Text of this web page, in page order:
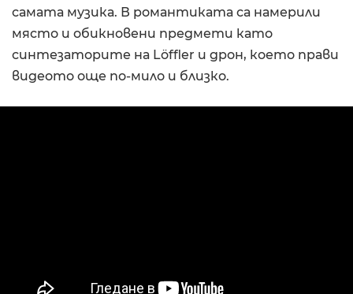
самата музика. В романтиката са намерили
място и обикновени предмети като
синтезаторите на Löffler и дрон, което прави
видеото още по-мило и близко.